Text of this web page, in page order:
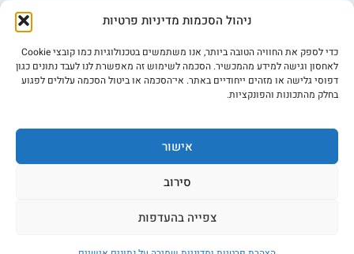
ניהול הסכמות מדיניות פרטיות
כדי לספק את החוויה הטובה ביותר, אנו משתמשים בטכנולוגיות כמו קובצי Cookie
לאחסון וגישה למידע מהמכשיר. הסכמה לשימוש זה מאפשרת לנו לעבד נתונים כגון
דפוסי גלישה או מזהים ייחודיים באתר. אי־הסכמה או ביטול הסכמה עלולים לפגוע
בחלק מהתכונות והפונקציות.
אישור
סירוב
צפייה בהעדפות
מידע
תקנון
הרשמה לניוזלטר
פרסמו אצלנו
הצהרת נגישות
©כל הזכויות שמורות למים נט (נוסד בשנת 2007) אתר: דיביין